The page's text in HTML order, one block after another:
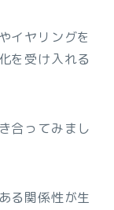
イヤリングを
を受け入れる
合ってみまし
る関係性が生